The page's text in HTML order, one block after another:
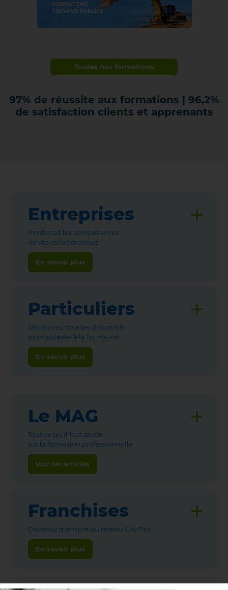
FORMATIONS
TRAVAUX PUBLICS
Toutes nos formations
97% de réussite aux formations | 96,2%
de satisfaction clients et apprenants
Entreprises
Renforcez les compétences
de vos collaborateurs
En savoir plus
Particuliers
Découvrez tous les dispositifs
pour accéder à la formation
En savoir plus
Le MAG
Tout ce qu'il faut savoir
sur la formation professionnelle
Voir les articles
Franchises
Devenez membre du réseau City'Pro
En savoir plus